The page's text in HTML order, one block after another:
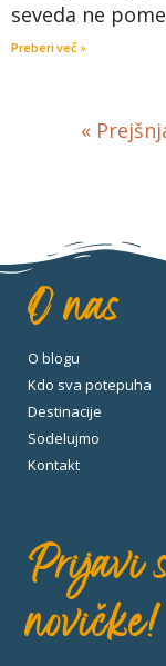
seveda ne
Preberi več »
«
O nas
O blogu
Kdo sva potepuha
Destinacije
Sodelujmo
Kontakt
Prijavi
novičke!